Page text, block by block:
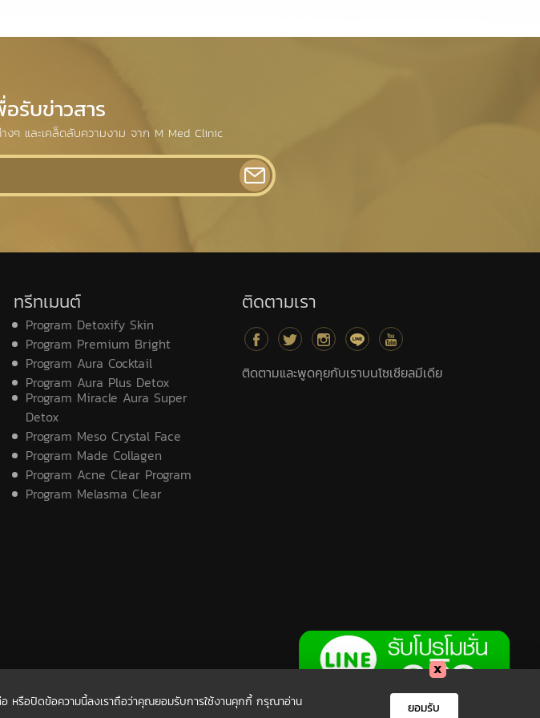
รับข่าวสาร
งๆ และเคล็ดลับความงาม จาก M Med Clinic
ทรีทเมนต์
Program Detoxify Skin
Program Premium Bright
Program Aura Cocktail
Program Aura Plus Detox
Program Miracle Aura Super
Detox
Program Meso Crystal Face
Program Made Collagen
Program Acne Clear Program
Program Melasma Clear
ติดตามเรา
ติดตามและพูดคุยกับเราบนโซเชียลมีเดีย
ต่อ หรือปิดข้อความนี้ลงเราถือว่าคุณยอมรับการใช้งานคุกกี้ กรุณาอ่าน
ยอมรับ